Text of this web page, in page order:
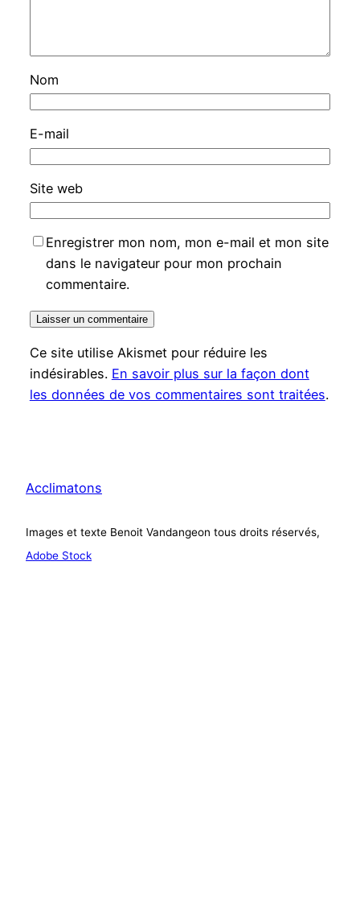
Nom
E-mail
Site web
Enregistrer mon nom, mon e-mail et mon site
dans le navigateur pour mon prochain
commentaire.
Ce site utilise Akismet pour réduire les
indésirables. En savoir plus sur la façon dont
les données de vos commentaires sont traitées.
Acclimatons
Images et texte Benoit Vandangeon tous droits réservés,
Adobe Stock